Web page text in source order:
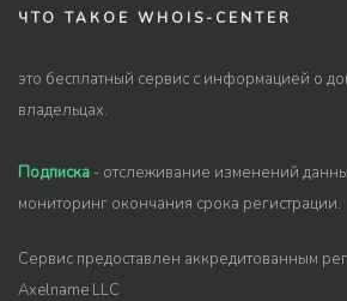
ЧТО ТАКОЕ WHOIS-CENTER
это бесплатный сервис с информацией о
владельцах.
Подписка - отслеживание изменений
мониторинг окончания срока регистрации.
Сервис предоставлен аккредитованным
Axelname LLC